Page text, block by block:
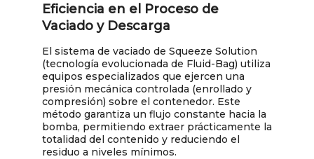
Eficiencia en el Proceso de
Vaciado y Descarga
El sistema de vaciado de Squeeze Solution
(tecnología evolucionada de Fluid-Bag) utiliza
equipos especializados que ejercen una
presión mecánica controlada (enrollado y
compresión) sobre el contenedor. Este
método garantiza un flujo constante hacia la
bomba, permitiendo extraer prácticamente la
totalidad del contenido y reduciendo el
residuo a niveles mínimos.